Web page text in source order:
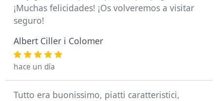
¡Muchas felicidades! ¡Os volveremos a visitar
seguro!
Albert Ciller i Colomer
hace un día
Tutto era buonissimo, piatti caratteristici,